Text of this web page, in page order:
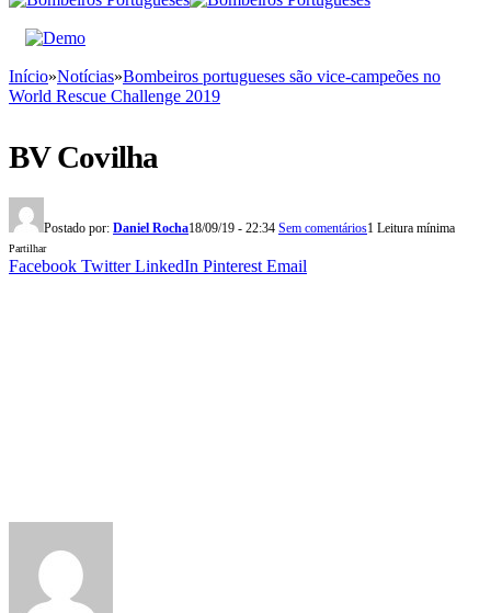
Início»Notícias»Bombeiros portugueses são vice-campeões no
World Rescue Challenge 2019
BV Covilha
Postado por: Daniel Rocha18/09/19 - 22:34 Sem comentários1 Leitura mínima
Partilhar
Facebook Twitter LinkedIn Pinterest Email